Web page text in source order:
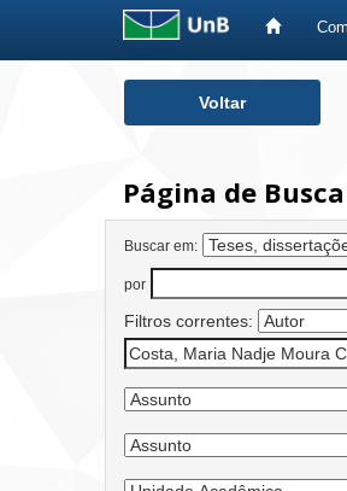
Voltar
Página de Busca
Buscar em:
por
Filtros correntes: